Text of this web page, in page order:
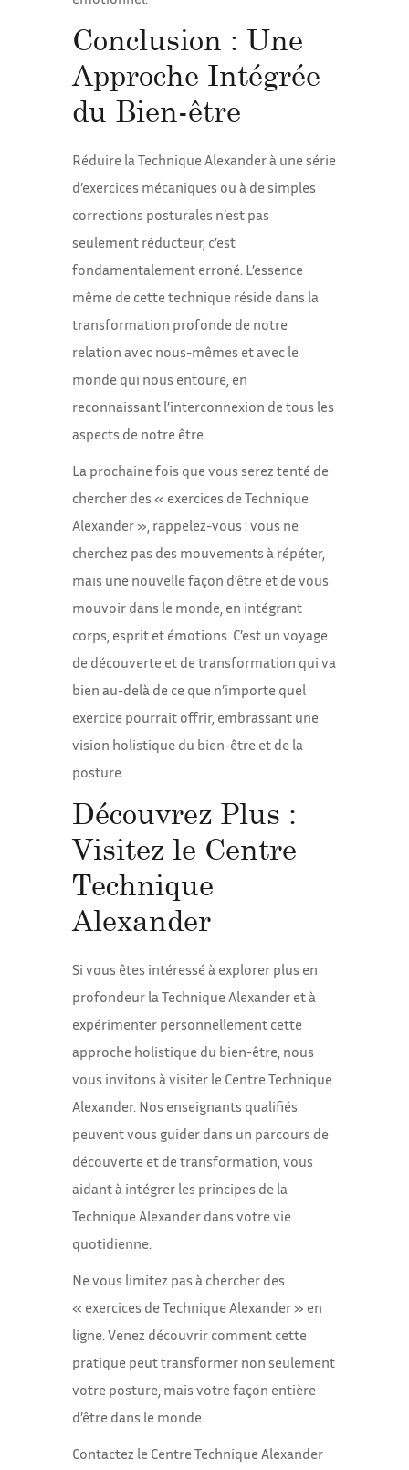
Conclusion : Une
Approche Intégrée
du Bien-être
Réduire la Technique Alexander à une série
d’exercices mécaniques ou à de simples
corrections posturales n’est pas
seulement réducteur, c’est
fondamentalement erroné. L’essence
même de cette technique réside dans la
transformation profonde de notre
relation avec nous-mêmes et avec le
monde qui nous entoure, en
reconnaissant l’interconnexion de tous les
aspects de notre être.
La prochaine fois que vous serez tenté de
chercher des « exercices de Technique
Alexander », rappelez-vous : vous ne
cherchez pas des mouvements à répéter,
mais une nouvelle façon d’être et de vous
mouvoir dans le monde, en intégrant
corps, esprit et émotions. C’est un voyage
de découverte et de transformation qui va
bien au-delà de ce que n’importe quel
exercice pourrait offrir, embrassant une
vision holistique du bien-être et de la
posture.
Découvrez Plus :
Visitez le Centre
Technique
Alexander
Si vous êtes intéressé à explorer plus en
profondeur la Technique Alexander et à
expérimenter personnellement cette
approche holistique du bien-être, nous
vous invitons à visiter le Centre Technique
Alexander. Nos enseignants qualifiés
peuvent vous guider dans un parcours de
découverte et de transformation, vous
aidant à intégrer les principes de la
Technique Alexander dans votre vie
quotidienne.
Ne vous limitez pas à chercher des
« exercices de Technique Alexander » en
ligne. Venez découvrir comment cette
pratique peut transformer non seulement
votre posture, mais votre façon entière
d’être dans le monde.
Contactez le Centre Technique Alexander